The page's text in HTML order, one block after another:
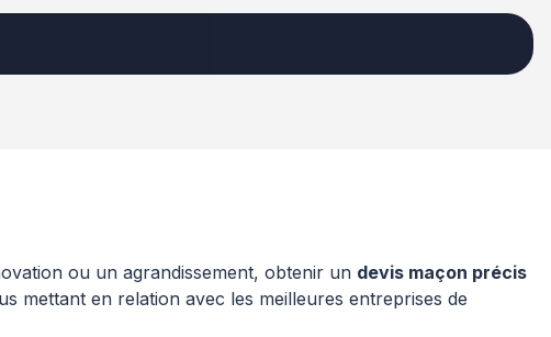
ou un agrandissement, obtenir un devis maçon précis
mettant en relation avec les meilleures entreprises de